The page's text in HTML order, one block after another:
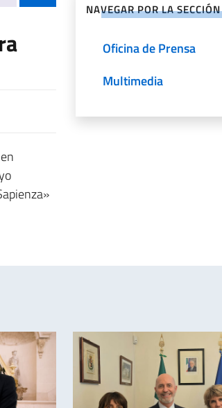
NAVEGAR POR LA SECCIÓN
Oficina de Prensa
Multimedia